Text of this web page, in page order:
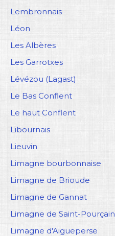
Lembronnais
Léon
Les Albères
Les Garrotxes
Lévézou (Lagast)
Le Bas Conflent
Le haut Conflent
Libournais
Lieuvin
Limagne bourbonnaise
Limagne de Brioude
Limagne de Gannat
Limagne de Saint-Pourçain
Limagne d'Aigueperse